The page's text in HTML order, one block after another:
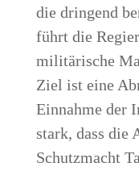
die dringend
führt die
militärische
Ziel ist eine
Einnahme der
stark, dass die
Schutzmacht